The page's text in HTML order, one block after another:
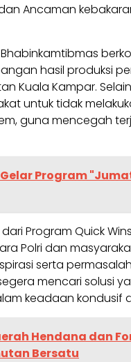
Ancaman
hasil produksi
Kuala Kampar.
untuk tidak
guna mencegah
Program
Program Quick
Polri dan
serta
mencari solusi
keadaan kondusif
Hendana dan
Bersatu